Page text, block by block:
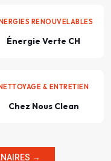
RENOUVELABLES
Énergie Verte CH
NETTOYAGE & ENTRETIEN
Chez Nous Clean
→